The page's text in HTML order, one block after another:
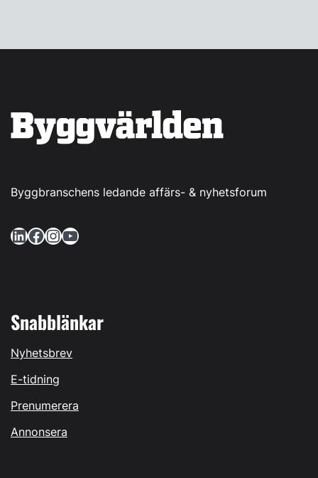
Byggbranschens ledande affärs- & nyhetsforum
LinkedIn Facebook InstagramYouTube
Snabblänkar
Nyhetsbrev
E-tidning
Prenumerera
Annonsera